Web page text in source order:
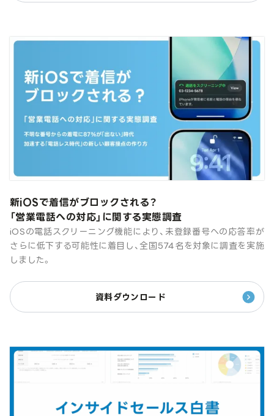
新iOSで着信がブロックされる？
「営業電話への対応」に関する実態調査
iOSの電話スクリーニング機能により、未登録番号への応答率が
さらに低下する可能性に着目し、全国574名を対象に調査を実施
しました。
資料ダウンロード